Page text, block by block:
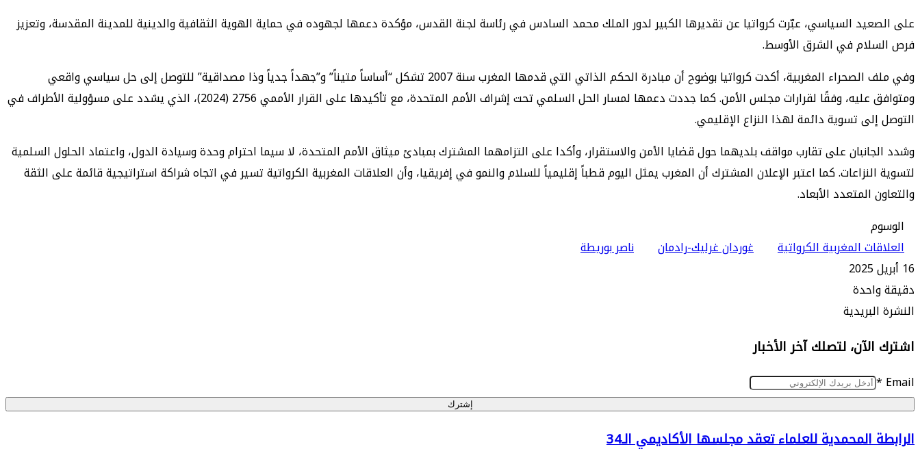
على الصعيد السياسي، عبّرت كرواتيا عن تقديرها الكبير لدور الملك محمد السادس في رئاسة لجنة القدس، مؤكدة دعمها لجهوده في حماية الهوية الثقافية والدينية للمدينة المقدسة، وتعزيز
فرص السلام في الشرق الأوسط.
وفي ملف الصحراء المغربية، أكدت كرواتيا بوضوح أن مبادرة الحكم الذاتي التي قدمها المغرب سنة 2007 تشكل “أساساً متيناً” و”جهداً جدياً وذا مصداقية” للتوصل إلى حل سياسي واقعي
ومتوافق عليه، وفقًا لقرارات مجلس الأمن. كما جددت دعمها لمسار الحل السلمي تحت إشراف الأمم المتحدة، مع تأكيدها على القرار الأممي 2756 (2024)، الذي يشدد على مسؤولية الأطراف في
التوصل إلى تسوية دائمة لهذا النزاع الإقليمي.
وشدد الجانبان على تقارب مواقف بلديهما حول قضايا الأمن والاستقرار، وأكدا على التزامهما المشترك بمبادئ ميثاق الأمم المتحدة، لا سيما احترام وحدة وسيادة الدول، واعتماد الحلول السلمية
لتسوية النزاعات. كما اعتبر الإعلان المشترك أن المغرب يمثل اليوم قطباً إقليمياً للسلام والنمو في إفريقيا، وأن العلاقات المغربية الكرواتية تسير في اتجاه شراكة استراتيجية قائمة على الثقة
والتعاون المتعدد الأبعاد.
الوسوم
العلاقات المغربية الكرواتية
غوردان غرليك-رادمان
ناصر بوريطة
16 أبريل 2025
دقيقة واحدة
فيسبوك
ماسنجر
ماسنجر
واتساب
تيلقرام
مشاركة
البريد
طباعة
النشرة البريدية
اشترك الآن، لتصلك آخر الأخبار
Email
*
إشترك
الرابطة
الرابطة المحمدية للعلماء تعقد مجلسها الأكاديمي الـ34